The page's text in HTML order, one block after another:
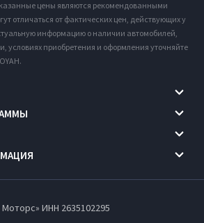
цены являются рекомендованными
отличаться от фактических цен, действующих у
информацию о наличии автомобилей,
условиях приобретения и оформления уточняйте
ИНН 2635102295